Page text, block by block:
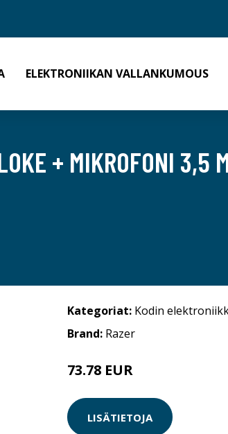
ELEKTRONIIKAN VALLANKUMOUS
+ MIKROFONI
Kategoriat: Kodin
Brand: Razer
73.78 EUR
LISÄTIETOJA